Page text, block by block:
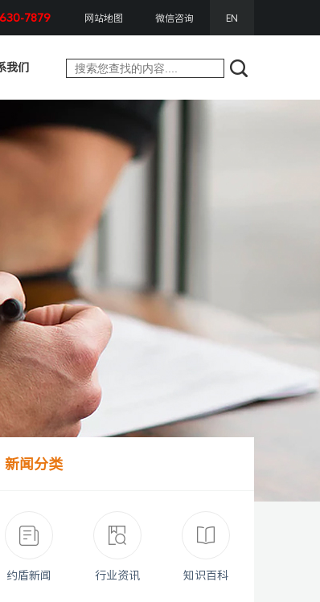
7879 网站地图 微信咨询 EN
我们
新闻分类
约盾新闻 行业资讯 知识百科